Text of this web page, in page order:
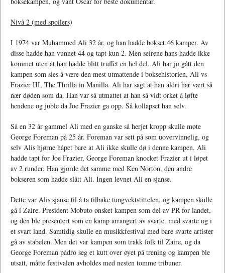
Nivå 2 (med spoilers)
I 1974 var Muhammed Ali 32 år, og han hadde bokset 46 kamper. Av
disse hadde han vunnet 44 og tapt kun 2. Men seirene hans hadde ikke
kommet uten at han hadde blitt truffet en hel del. Ali har jo gått den
kampen som sies å være den mest utmattende i boksehistorien, Ali vs
Frazier III, The Thrilla in Manilla. Ali har sagt at han aldri har vært så
nær døden som da. Han var så utmattet at han så vidt orket å løfte
hendene og juble da Joe Frazier ga opp. Så kollapset han selv.
Så en 32 år gammel Ali med en ganske så herjet kropp skulle møte
George Foreman på 25 år. Foreman var sett på som uovervinnelig, og
selv Alis hjørne håpet bare at Ali ikke skulle dø i denne kampen. Ali
hadde tapt for Joe Frazier, George Foreman knocket Frazier ut i løpet
av 2 runder. Han gjorde det samme med Ken Norton, den andre
bokseren som hadde slått Ali. Ingen levnet Ali en sjanse.
Dette var Alis sjanse til å ta tilbake tungvektstittelen, og kampen skulle
gå i Zaire. President Mobuto ønsket kampen som del av PR for landet,
og den ble presentert som en kamp arrangert av svarte, med svarte og i
et svart land. Samtidig skulle en musikkfestival med bare svarte artister
gå av stabelen. Men det var kampen som trakk folk til Zaire, og da
George Foreman pådro seg et kutt over øyet på trening og kampen ble
utsatt, måtte festivalen avholdes med nesten tomme tribuner.